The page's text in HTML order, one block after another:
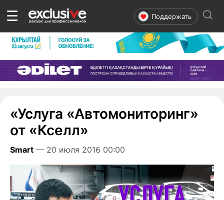
☰ Поддержать
«Услуга «Автомониторинг»
от «Кселл»
Smart — 20 июля 2016 00:00